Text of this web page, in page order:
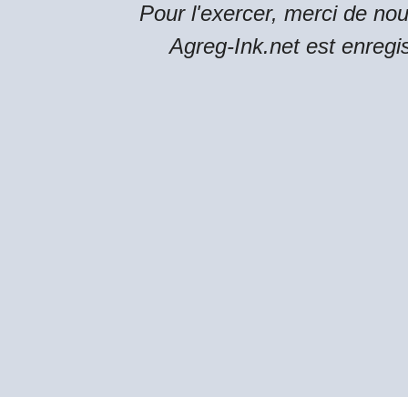
Pour l'exercer, merci de
Agreg-Ink.net est